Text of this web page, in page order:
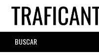
Skip
main
content
SEARCH